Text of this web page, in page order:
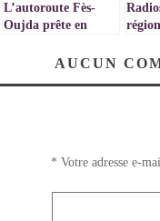
L’autoroute Fès-
Oujda prête en
AUCUN
Votre adresse e-
*